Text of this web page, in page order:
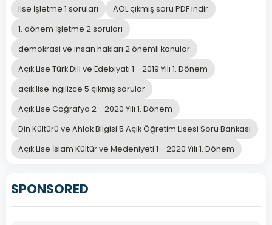
Tarih
Önceki Sonraki
lise İşletme 1 soruları
AÖL çıkmış soru PDF indir
1. dönem İşletme 2 soruları
demokrasi ve insan hakları 2 önemli konular
Açık Lise Türk Dili ve Edebiyatı 1 - 2019 Yılı 1. Dönem
açık lise İngilizce 5 çıkmış sorular
Açık Lise Coğrafya 2 - 2020 Yılı 1. Dönem
Din Kültürü ve Ahlak Bilgisi 5 Açık Öğretim Lisesi Soru Bankası
Açık Lise İslam Kültür ve Medeniyeti 1 - 2020 Yılı 1. Dönem
SPONSORED